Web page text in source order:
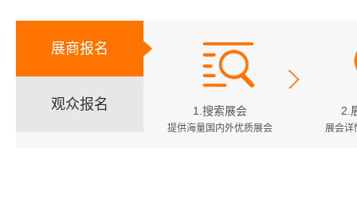
展商报名
观众报名 1.搜索展会
提供海量国内外优质展会
2.
展会详